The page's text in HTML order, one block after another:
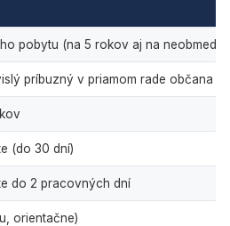
pobytu (na 5 rokov aj na
príbuzný v priamom rade občana
(do 30 dní)
do 2 pracovných dní
orientačne)